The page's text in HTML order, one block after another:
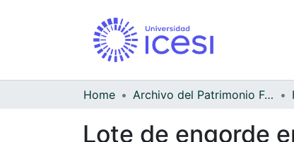
Home Archivo del Patrimonio Fotográfico y Fílmico del Valle del Cauca
Lote de engorde